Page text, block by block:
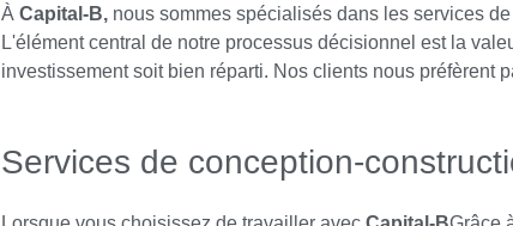
ÀCapital-B, nous sommes spécialisés dans les services
L'élément central de notre processus décisionnel est la
investissement soit bien réparti. Nos clients nous préfèrent
Services de conception-